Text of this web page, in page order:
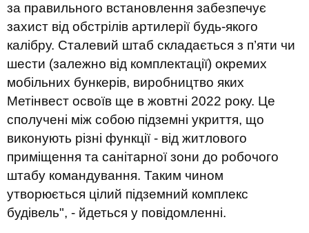
за правильного встановлення забезпечує
захист від обстрілів артилерії будь-якого
калібру. Сталевий штаб складається з п’яти чи
шести (залежно від комплектації) окремих
мобільних бункерів, виробництво яких
Метінвест освоїв ще в жовтні 2022 року. Це
сполучені між собою підземні укриття, що
виконують різні функції - від житлового
приміщення та санітарної зони до робочого
штабу командування. Таким чином
утворюється цілий підземний комплекс
будівель", - йдеться у повідомленні.